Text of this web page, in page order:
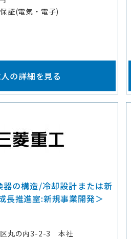
証(電気・電子)
の詳細を見る
の構造/冷却設計または新
長推進室:新規事業開発＞
区丸の内3-2-3 本社